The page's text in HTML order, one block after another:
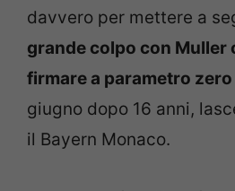
davvero per mettere a
grande colpo con Muller
firmare a parametro zero
giugno dopo 16 anni,
il Bayern Monaco.